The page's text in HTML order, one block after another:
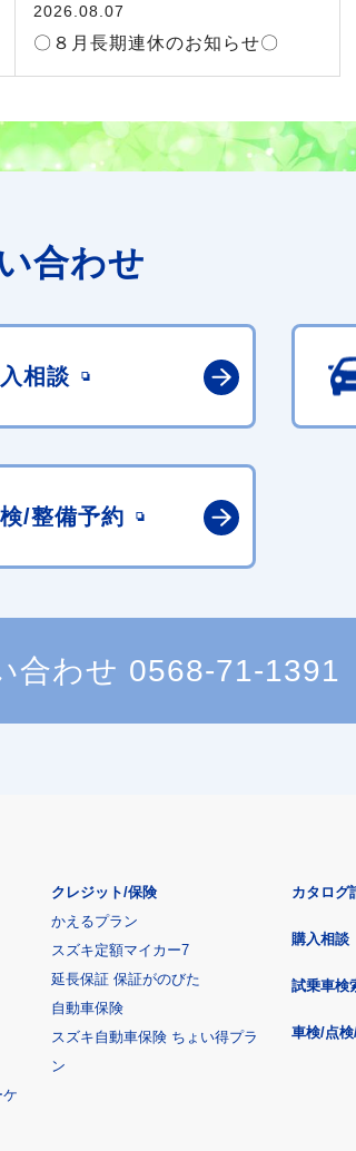
2026.08.07
〇８月長期連休のお知らせ〇
合わせ
相談
/整備予約
合わせ 0568-71-1391
クレジット/保険
かえるプラン
スズキ定額マイカー7
延長保証 保証がのびた
自動車保険
スズキ自動車保険 ちょい得プラ
ン
カタログ
購入相談
試乗車検
車検/点